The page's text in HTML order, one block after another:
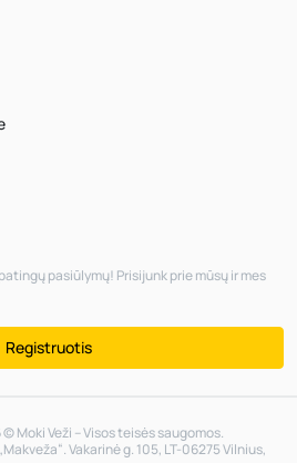
pasiūlymų! Prisijunk prie mūsų ir mes
Registruotis
Moki Veži – Visos teisės saugomos.
Vakarinė g. 105, LT-06275 Vilnius,